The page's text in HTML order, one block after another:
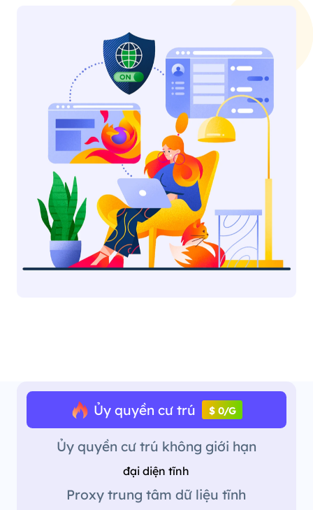
Ủy quyền cư trú $ 0/G
Ủy quyền cư trú không giới hạn
đại diện tĩnh
Proxy trung tâm dữ liệu tĩnh